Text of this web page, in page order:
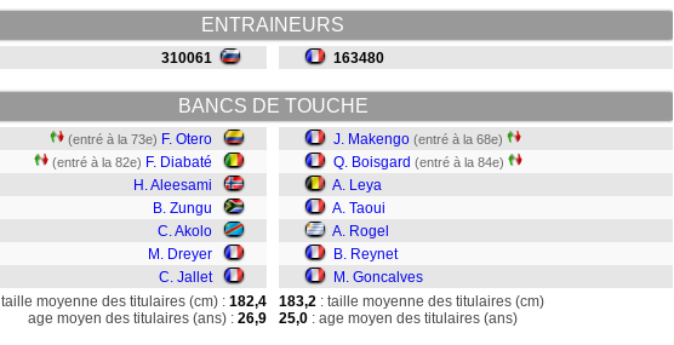
ENTRAINEURS
310061 163480
BANCS DE TOUCHE
(entré à la 73e) F. Otero
(entré à la 82e) F. Diabaté
H. Aleesami
B. Zungu
C. Akolo
M. Dreyer
C. Jallet
J. Makengo (entré à la 68e)
Q. Boisgard (entré à la 84e)
A. Leya
A. Taoui
A. Rogel
B. Reynet
M. Goncalves
taille moyenne des titulaires (cm) : 182,4
age moyen des titulaires (ans) : 26,9
183,2 : taille moyenne des titulaires (cm)
25,0 : age moyen des titulaires (ans)